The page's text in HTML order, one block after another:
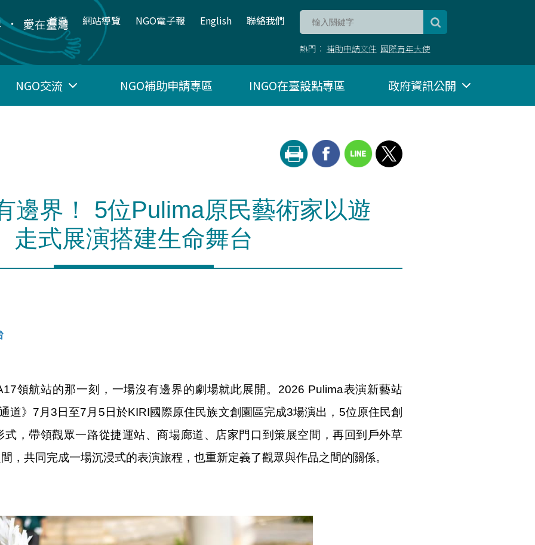
::: 首頁 網站導覽 NGO電子報 English 聯絡我們
熱門： 補助申請文件 國際青年大使
NGO交流 NGO補助申請專區 INGO在臺設點專區 政府資訊公開
邊界！ 5位Pulima原民藝術家以遊
走式展演搭建生命舞台
領航站的那一刻，一場沒有邊界的劇場就此展開。2026 Pulima表演新藝站
道》7月3日至7月5日於KIRI國際原住民族文創園區完成3場演出，5位原住民創
，帶領觀眾一路從捷運站、商場廊道、店家門口到策展空間，再回到戶外草
，共同完成一場沉浸式的表演旅程，也重新定義了觀眾與作品之間的關係。